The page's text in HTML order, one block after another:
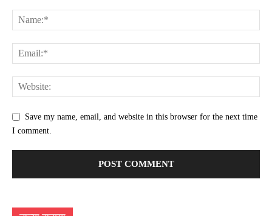
Save my name, email, and website in this browser for the next time
I comment.